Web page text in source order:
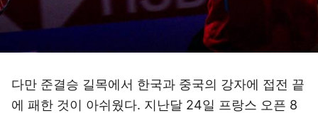
다만 준결승 길목에서 한국과 중국의 강자에 접전 끝
에 패한 것이 아쉬웠다. 지난달 24일 프랑스 오픈 8